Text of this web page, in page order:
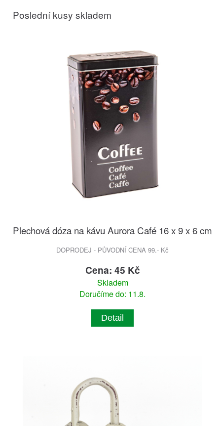
Poslední kusy skladem
Plechová dóza na kávu Aurora Café 16 x 9 x 6 cm
DOPRODEJ - PŮVODNÍ CENA 99.- Kč
Cena: 45 Kč
Skladem
Doručíme do: 11.8.
Detail